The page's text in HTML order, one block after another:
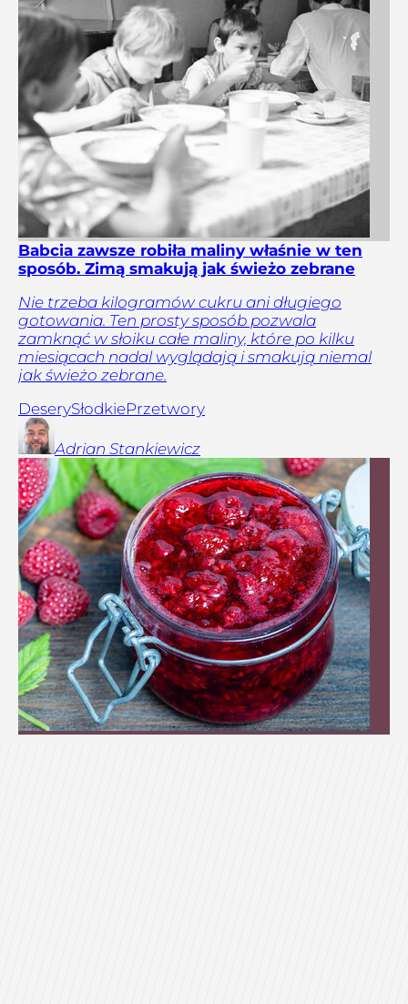
Babcia zawsze robiła maliny właśnie w ten
sposób. Zimą smakują jak świeżo zebrane
Nie trzeba kilogramów cukru ani długiego
gotowania. Ten prosty sposób pozwala
zamknąć w słoiku całe maliny, które po kilku
miesiącach nadal wyglądają i smakują niemal
jak świeżo zebrane.
DeserySłodkiePrzetwory
Adrian Stankiewicz